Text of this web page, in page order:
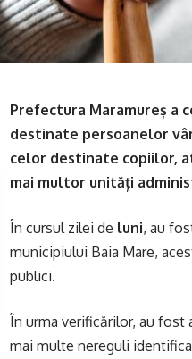
Prefectura Maramureș a
destinate persoanelor
celor destinate copiilor,
mai multor unități
În cursul zilei de luni, au
municipiului Baia Mare,
publici.
În urma verificărilor, au fost
mai multe nereguli